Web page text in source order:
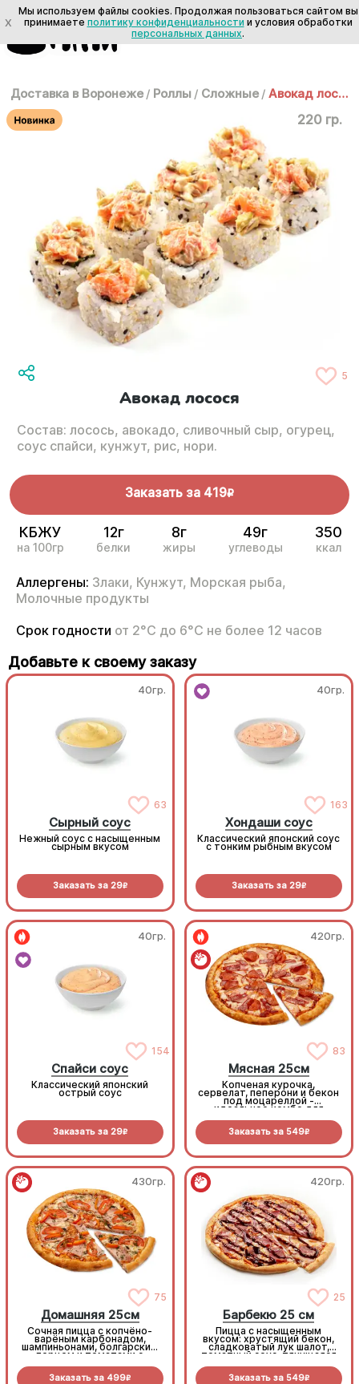
Доставка в Воронеже / Роллы / Сложные / Авокад лосося
220 гр.
5
Авокад лосося
Состав: лосось, авокадо, сливочный сыр, огурец,
соус спайси, кунжут, рис, нори.
Заказать за 419R
КБЖУ
на 100гр
12г
белки
8г
жиры
49г
углеводы
350
ккал
Аллергены: Злаки, Кунжут, Морская рыба,
Молочные продукты
Срок годности от 2°С до 6°С не более 12 часов
Добавьте к своему заказу
40гр.
63
Сырный соус
Нежный соус с насыщенным
сырным вкусом
Заказать за 29R
40гр.
163
Хондаши соус
Классический японский соус
с тонким рыбным вкусом
Заказать за 29R
40гр.
154
Спайси соус
Классический японский
острый соус
Заказать за 29R
420гр.
83
Мясная 25см
Копченая курочка,
сервелат, пеперони и бекон
под моцареллой -
идеальное комбо для
Заказать за 549R
430гр.
75
Домашняя 25см
Сочная пицца с копчёно-
варёным карбонадом,
шампиньонами, болгарским
перцем и томатами с
Заказать за 499R
420гр.
25
Барбекю 25 см
Пицца с насыщенным
вкусом: хрустящий бекон,
сладковатый лук шалот,
томатный соус, тянущаяся
прянный соус барбекю.
Заказать за 549R
X
Мы используем файлы cookies. Продолжая пользоваться сайтом вы
принимаете политику конфиденциальности и условия обработки
персональных данных.